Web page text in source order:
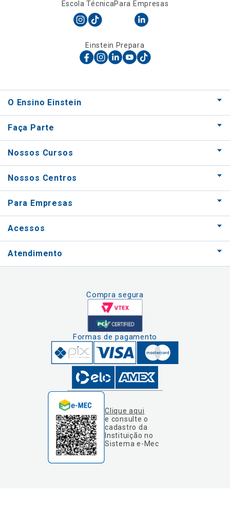
Escola TécnicaPara Empresas
Einstein Prepara
O Ensino Einstein
Faça Parte
Nossos Cursos
Nossos Centros
Para Empresas
Acessos
Atendimento
Compra segura
Formas de pagamento
Clique aqui
e consulte o
cadastro da
Instituição no
Sistema e-Mec